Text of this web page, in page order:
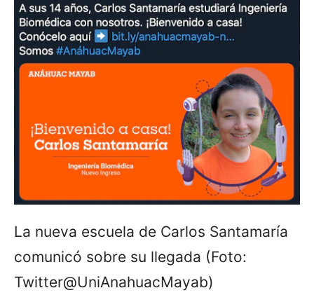
La nueva escuela de Carlos Santamaría
comunicó sobre su llegada (Foto:
Twitter@UniAnahuacMayab)